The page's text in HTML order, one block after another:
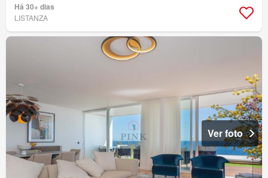
Há 30+ dias
LISTANZA
Ver foto